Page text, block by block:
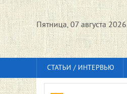
Пятница, 07 августа 2026
СТАТЬИ / ИНТЕРВЬЮ